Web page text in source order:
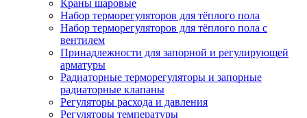
Краны шаровые
Набор терморегуляторов для тёплого пола
Набор терморегуляторов для тёплого пола с
вентилем
Принадлежности для запорной и регулирующей
арматуры
Радиаторные терморегуляторы и запорные
радиаторные клапаны
Регуляторы расхода и давления
Регуляторы температуры